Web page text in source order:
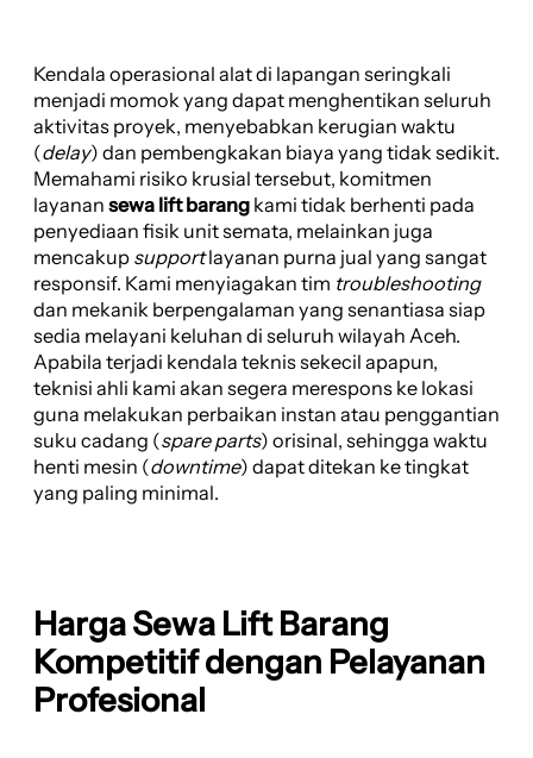
Kendala operasional alat di lapangan seringkali
menjadi momok yang dapat menghentikan seluruh
aktivitas proyek, menyebabkan kerugian waktu
(delay) dan pembengkakan biaya yang tidak sedikit.
Memahami risiko krusial tersebut, komitmen
layanan sewa lift barang kami tidak berhenti pada
penyediaan fisik unit semata, melainkan juga
mencakup supportlayanan purna jual yang sangat
responsif. Kami menyiagakan tim troubleshooting
dan mekanik berpengalaman yang senantiasa siap
sedia melayani keluhan di seluruh wilayah Aceh.
Apabila terjadi kendala teknis sekecil apapun,
teknisi ahli kami akan segera merespons ke lokasi
guna melakukan perbaikan instan atau penggantian
suku cadang (spare parts) orisinal, sehingga waktu
henti mesin (downtime) dapat ditekan ke tingkat
yang paling minimal.
Harga Sewa Lift Barang
Kompetitif dengan Pelayanan
Profesional